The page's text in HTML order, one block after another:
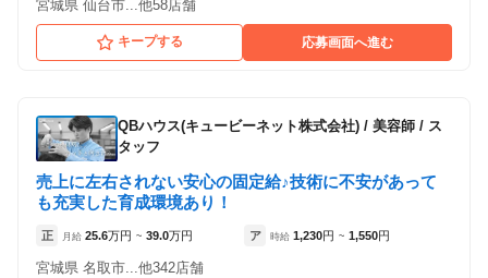
各店舗の特色（詳しい給与、一緒に働くスタッフ、サービスメニュー、客層
など）が見られます
件の店舗
美容プラージュ 大河原店
（宮城県柴田郡大河原町:大河原駅 ）
宮城県 仙台市...他58店舗
キープする 応募画面へ進む
QBハウス(キュービーネット株式会社) / 美容師 / ス
タッフ
売上に左右されない安心の固定給♪技術に不安があって
も充実した育成環境あり！
正 月給 25.6万円 ~ 39.0万円 ア 時給 1,230円 ~ 1,550円
宮城県 名取市...他342店舗